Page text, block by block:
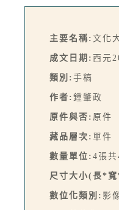
主要名稱: 文化
成文日期: 西元
類別: 手稿
作者: 鍾肇政
原件與否: 原件
藏品層次: 單件
數量單位: 4張共
尺寸大小(長*
數位化類別: 影